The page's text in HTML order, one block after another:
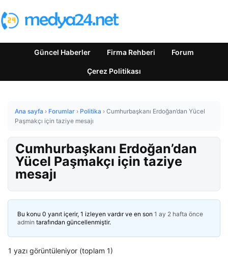
Güncel Haberler Firma Rehberi Forum
Çerez Politikası
Ana sayfa › Forumlar › Politika › Cumhurbaşkanı Erdoğan’dan Yücel
Paşmakçı için taziye mesajı
Cumhurbaşkanı Erdoğan’dan
Yücel Paşmakçı için taziye
mesajı
Bu konu 0 yanıt içerir, 1 izleyen vardır ve en son 1 ay 2 hafta önce
admin tarafından güncellenmiştir.
1 yazı görüntüleniyor (toplam 1)